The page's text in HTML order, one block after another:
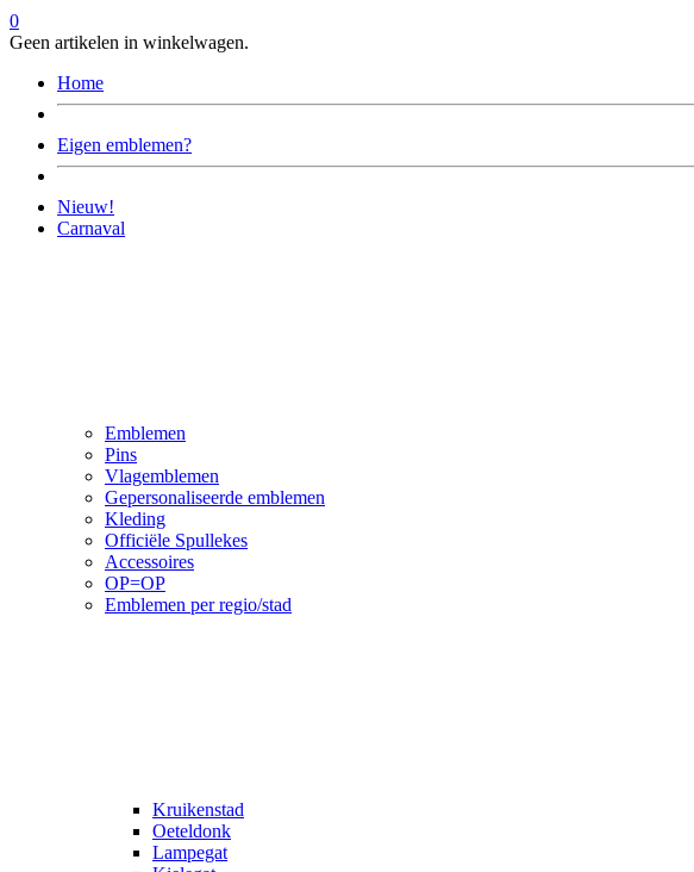
0
Geen artikelen in winkelwagen.
Home
Eigen emblemen?
Nieuw!
Carnaval
Emblemen
Pins
Vlagemblemen
Gepersonaliseerde emblemen
Kleding
Officiële Spullekes
Accessoires
OP=OP
Emblemen per regio/stad
Kruikenstad
Oeteldonk
Lampegat